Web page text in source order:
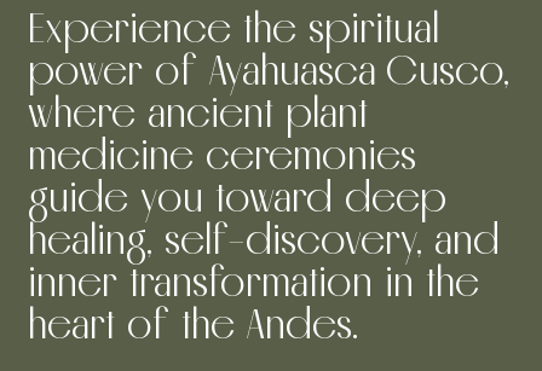
Experience the spiritual
power of Ayahuasca Cusco,
where ancient plant
medicine ceremonies
guide you toward deep
healing, self-discovery, and
inner transformation in the
heart of the Andes.